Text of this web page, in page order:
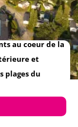
au coeur de la
et
plages du